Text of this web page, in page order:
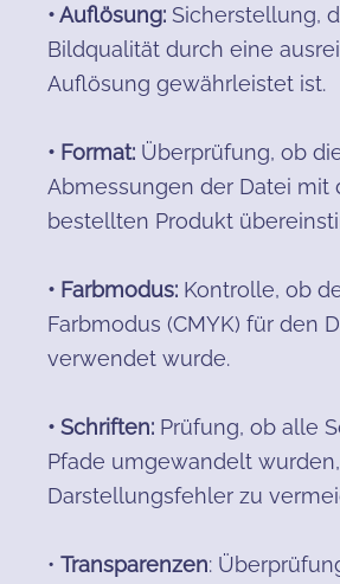
• Auflösung: Sicherstellung,
Bildqualität durch eine
Auflösung gewährleistet ist.
• Format: Überprüfung, ob
Abmessungen der Datei mit
bestellten Produkt
• Farbmodus: Kontrolle, ob
Farbmodus (CMYK) für den
verwendet wurde.
• Schriften: Prüfung, ob alle
Pfade umgewandelt
Darstellungsfehler zu
• Transparenzen: